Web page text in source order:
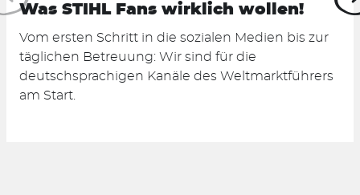
Was STIHL Fans wirklich wollen!
Vom ersten Schritt in die sozialen Medien bis zur
täglichen Betreuung: Wir sind für die
deutschsprachigen Kanäle des Weltmarktführers
am Start.